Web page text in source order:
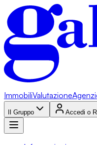
ImmobiliValutazione
Il Gruppo Accedi o